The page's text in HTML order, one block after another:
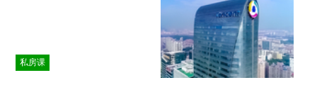
私房课